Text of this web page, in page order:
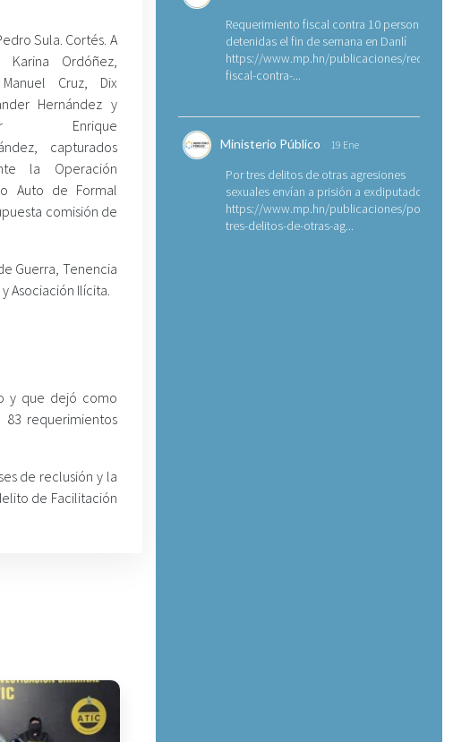
Sula. Cortés. A
Karina Ordóñez,
Cruz, Dix
Hernández y
Enrique
capturados
la Operación
Auto de Formal
comisión de
Guerra, Tenencia
Asociación Ilícita.
y que dejó como
requerimientos
de reclusión y la
de Facilitación
Requerimiento fiscal contra 10 personas
detenidas el fin de semana en Danlí
https://www.mp.hn/publicaciones/
fiscal-contra-...
Ministerio Público 19 Ene
Por tres delitos de otras agresiones
sexuales envían a prisión a exdiputado
https://www.mp.hn/publicaciones/por-
tres-delitos-de-otras-ag...